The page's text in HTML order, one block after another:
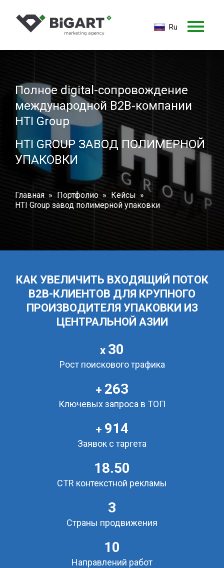
Ru
Полное digital-сопровождение
международной B2B-компании
HTI Group
HTI GROUP ЗАВОД ПОЛИМЕРНОЙ
УПАКОВКИ
Главная Портфолио
Кейсы
HTI Group завод полимерной упаковки
КАК УВЕЛИЧИТЬ ВХОДЯЩИЙ ПОТОК
B2B-КЛИЕНТОВ ДЛЯ КРУПНОГО
ПРОИЗВОДИТЕЛЯ УПАКОВКИ ИЗ
ЦЕНТРАЛЬНОЙ АЗИИ
x 30
Рост поискового трафика
+ 263
Ключевых запроса в ТОП
+ 914
Заявок с таргета
18.50
CTR контекстной рекламы
3
Страны продвижения
10
Направлений работ